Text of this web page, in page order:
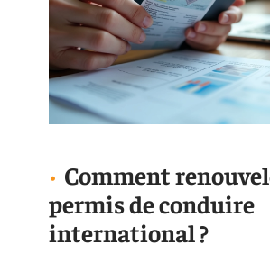
Comment
permis de conduire
international ?